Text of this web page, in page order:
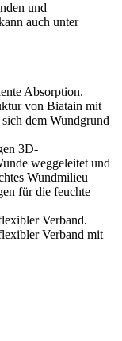
und
auch unter
Absorption.
von Biatain mit
dem Wundgrund
3D-
weggeleitet und
Wundmilieu
für die feuchte
Verband.
Verband mit